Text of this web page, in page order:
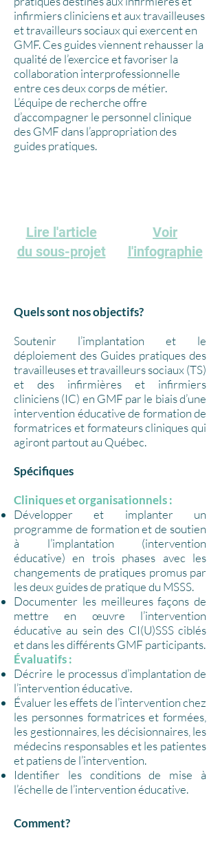
infirmiers cliniciens et aux travailleuses
et travailleurs sociaux qui exercent en
GMF. Ces guides viennent rehausser la
qualité de l’exercice et favoriser la
collaboration interprofessionnelle
entre ces deux corps de métier.
L’équipe de recherche offre
d’accompagner le personnel clinique
des GMF dans l’appropriation des
guides pratiques.
Lire l'article
du sous-projet
Voir
l'infographie
Quels sont nos objectifs?
Soutenir l’implantation et le
déploiement des Guides pratiques des
travailleuses et travailleurs sociaux (TS)
et des infirmières et infirmiers
cliniciens (IC) en GMF par le biais d’une
intervention éducative de formation de
formatrices et formateurs cliniques qui
agiront partout au Québec.
Spécifiques
Cliniques et organisationnels :
Développer et implanter un
programme de formation et de soutien
à l’implantation (intervention
éducative) en trois phases avec les
changements de pratiques promus par
les deux guides de pratique du MSSS.
Documenter les meilleures façons de
mettre en œuvre l’intervention
éducative au sein des CI(U)SSS ciblés
et dans les différents GMF participants.
Évaluatifs :
Décrire le processus d’implantation de
l’intervention éducative.
Évaluer les effets de l’intervention chez
les personnes formatrices et formées,
les gestionnaires, les décisionnaires, les
médecins responsables et les patientes
et patiens de l’intervention.
Identifier les conditions de mise à
l’échelle de l’intervention éducative.
Comment?